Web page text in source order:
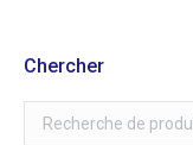
Chercher